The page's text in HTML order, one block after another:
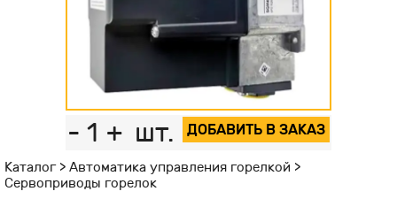
- 1 + шт. ДОБАВИТЬ В ЗАКАЗ
Каталог> Автоматика управления горелкой >
Сервоприводы горелок